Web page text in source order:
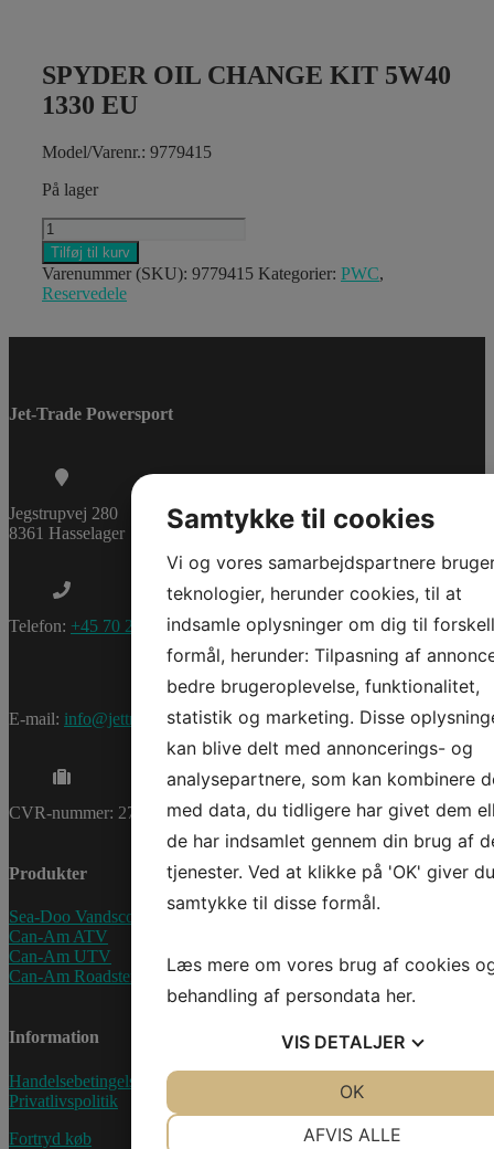
SPYDER OIL CHANGE KIT 5W40
1330 EU
Model/Varenr.: 9779415
På lager
SPYDER
OIL
CHANGE
KIT
5W40
Tilføj til kurv
Varenummer (SKU): 9779415 Kategorier: PWC,
Reservedele
Jet-Trade Powersport
Jegstrupvej 280
8361 Hasselager
Telefon: +45 70 200 600
E-mail: info@jettrade.dk
CVR-nummer: 27233678
Produkter
Sea-Doo Vandscooter
Can-Am ATV
Can-Am UTV
Can-Am Roadster
Information
Handelsebetingelser
Privatlivspolitik
Fortryd køb
Samtykke til cookies
Vi og vores samarbejdspartnere
teknologier, herunder cookies, til at
indsamle oplysninger om dig til
formål, herunder: Tilpasning af
bedre brugeroplevelse, funktionalitet,
statistik og marketing. Disse
kan blive delt med annoncerings- og
analysepartnere, som kan kombinere
med data, du tidligere har givet dem
de har indsamlet gennem din brug af
tjenester. Ved at klikke på 'OK' giver du
samtykke til disse formål.
Læs mere om vores brug af cookies
behandling af persondata her.
VIS DETALJER
AFVIS ALLE
OK